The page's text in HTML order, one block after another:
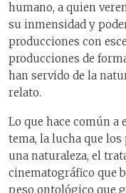
humano, a quien
su inmensidad y
producciones con
producciones de
han servido de la
relato.
Lo que hace común a
tema, la lucha que
una naturaleza, el
cinematográfico que
peso ontológico que